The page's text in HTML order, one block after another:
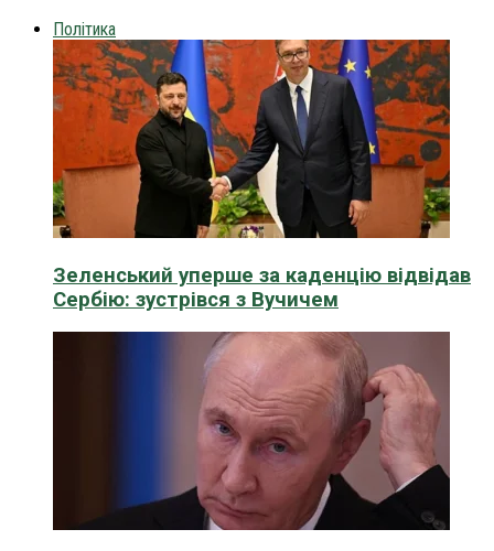
Політика
Зеленський уперше за каденцію відвідав
Сербію: зустрівся з Вучичем